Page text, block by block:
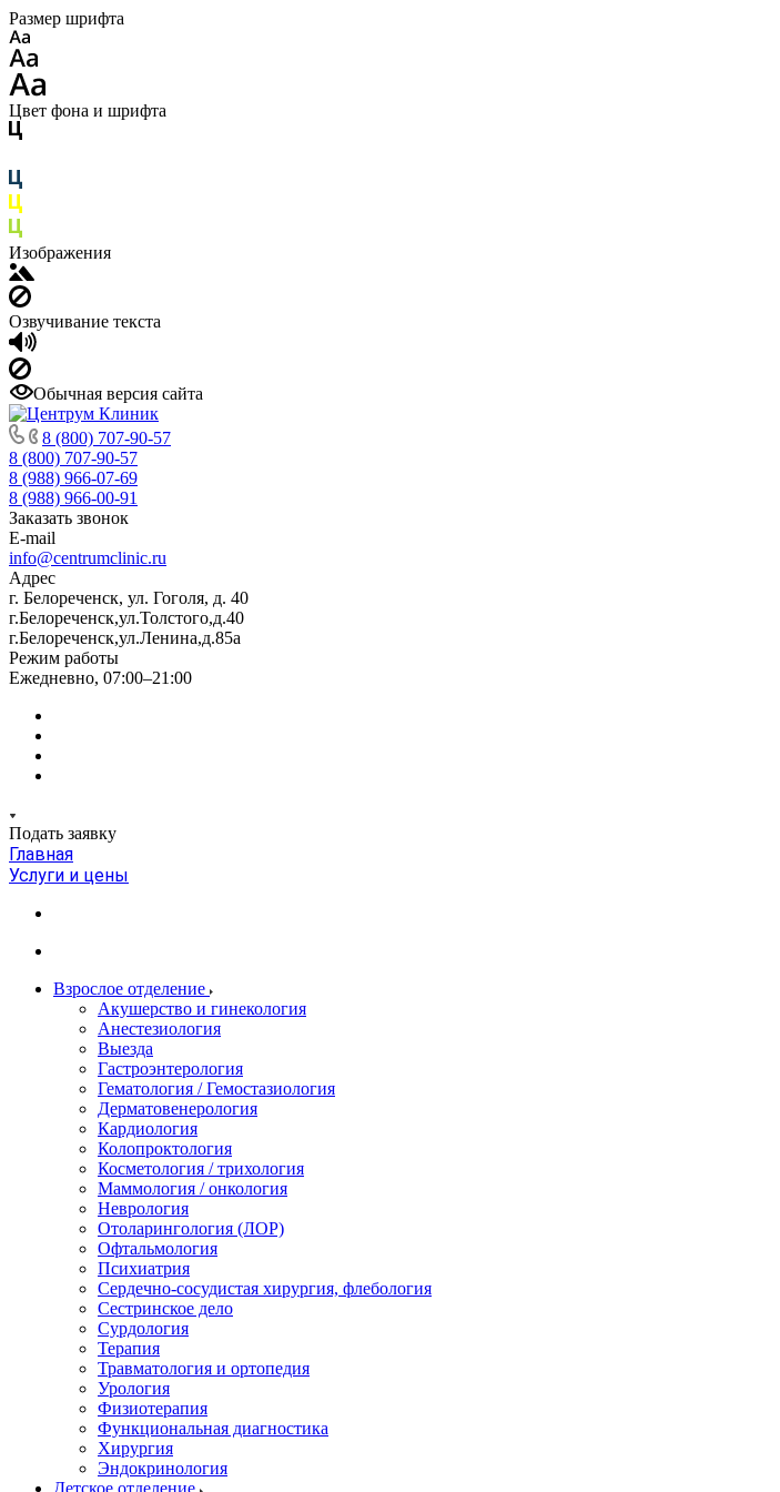
Размер шрифта
Цвет фона и шрифта
Изображения
Озвучивание текста
Обычная версия сайта
8 (800) 707-90-57
8 (800) 707-90-57
8 (988) 966-07-69
8 (988) 966-00-91
Заказать звонок
E-mail
info@centrumclinic.ru
Адрес
г. Белореченск, ул. Гоголя, д. 40
г.Белореченск,ул.Толстого,д.40
г.Белореченск,ул.Ленина,д.85а
Режим работы
Ежедневно, 07:00–21:00
Подать заявку
Главная
Услуги и цены
Взрослое отделение
Акушерство и гинекология
Анестезиология
Выезда
Гастроэнтерология
Гематология / Гемостазиология
Дерматовенерология
Кардиология
Колопроктология
Косметология / трихология
Маммология / онкология
Неврология
Отоларингология (ЛОР)
Офтальмология
Психиатрия
Сердечно-сосудистая хирургия, флебология
Сестринское дело
Сурдология
Терапия
Травматология и ортопедия
Урология
Физиотерапия
Функциональная диагностика
Хирургия
Эндокринология
Детское отделение